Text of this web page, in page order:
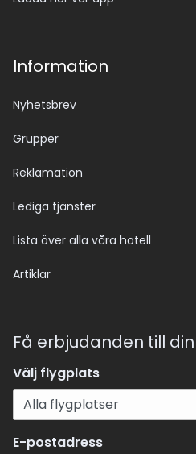
Information
Nyhetsbrev
Grupper
Reklamation
Lediga tjänster
Lista över alla våra hotell
Artiklar
Få erbjudanden till
Välj flygplats
E-postadress